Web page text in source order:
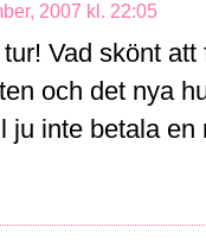
2007 kl. 22:05
Vad skönt
och det nya
inte betala en